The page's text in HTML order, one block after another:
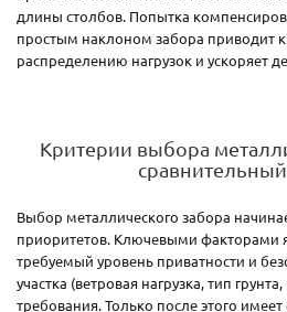
длины столбов. Попытка
простым наклоном забора приводит
распределению нагрузок и ускоряет
Критерии выбора
Выбор металлического забора
приоритетов. Ключевыми факторами
требуемый уровень приватности и
участка (ветровая нагрузка, тип
требования. Только после этого